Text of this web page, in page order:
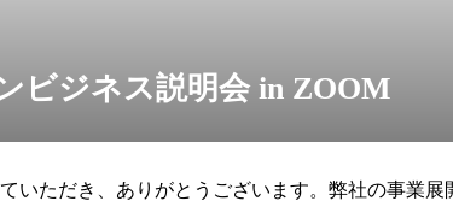
ビジネス説明会 in ZOOM
いただき、ありがとうございます。弊社の事業